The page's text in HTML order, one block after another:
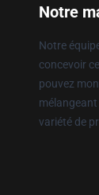
Notre
Notre
concevoir
pouvez
variété de